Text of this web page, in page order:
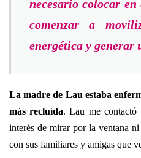
necesario colocar en
comenzar a
energética y generar
La madre de Lau estaba
más recluída. Lau me contactó
interés de mirar por la ventana
con sus familiares y amigas que